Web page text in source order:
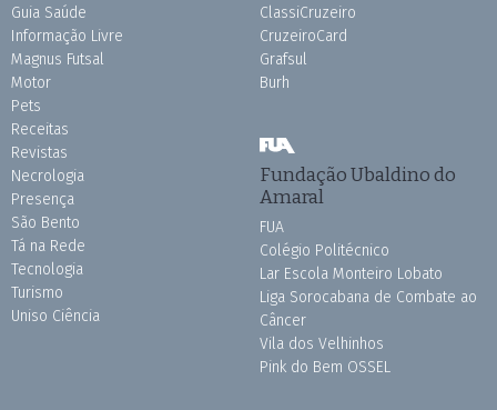
Guia Saúde
Informação Livre
Magnus Futsal
Motor
Pets
Receitas
Revistas
Necrologia
Presença
São Bento
Tá na Rede
Tecnologia
Turismo
Uniso Ciência
ClassiCruzeiro
CruzeiroCard
Grafsul
Burh
Fundação Ubaldino do
Amaral
FUA
Colégio Politécnico
Lar Escola Monteiro Lobato
Liga Sorocabana de Combate ao
Câncer
Vila dos Velhinhos
Pink do Bem OSSEL